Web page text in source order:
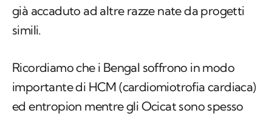
già accaduto ad altre razze nate da progetti
simili.
Ricordiamo che i Bengal soffrono in modo
importante di HCM (cardiomiotrofia cardiaca)
ed entropion mentre gli Ocicat sono spesso